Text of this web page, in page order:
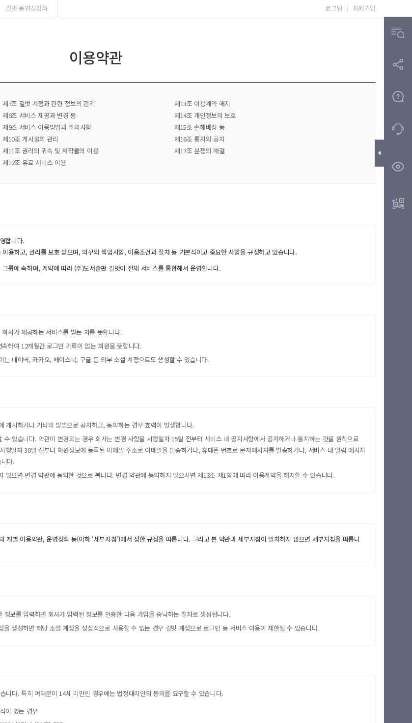
길벗 동영상강좌 로그인 회원가입
이용약관
제7조 길벗 계정과 관련 정보의 관리
제8조 서비스 제공과 변경 등
제9조 서비스 이용방법과 주의사항
제10조 게시물의 관리
제11조 권리의 귀속 및 저작물의 이용
제12조 유료 서비스 이용
제13조 이용계약 해지
제14조 개인정보의 보호
제15조 손해배상 등
제16조 통지와 공지
제17조 분쟁의 해결
합니다.
용하고, 권리를 보호 받으며, 의무와 책임사항, 이용조건과 절차 등 기본적이고 중요한 사항을 규정하고 있습니다.
룹에 속하며, 계약에 따라 (주)도서출판 길벗이 전체 서비스를 통합해서 운영합니다.
사가 제공하는 서비스를 받는 자를 뜻합니다.
하여 12개월간 로그인 기록이 없는 회원을 뜻합니다.
는 네이버, 카카오, 페이스북, 구글 등 외부 소셜 계정으로도 생성할 수 있습니다.
시하거나 기타의 방법으로 공지하고, 동의하는 경우 효력이 발생합니다.
있습니다. 약관이 변경되는 경우 회사는 변경 사항을 시행일자 15일 전부터 서비스 내 공지사항에서 공지하거나 통지하는 것을 원칙으로
일자 30일 전부터 회원정보에 등록된 이메일 주소로 이메일을 발송하거나, 휴대폰 번호로 문자메시지를 발송하거나, 서비스 내 알림 메시지
다.
으면 변경 약관에 동의한 것으로 봅니다. 변경 약관에 동의하지 않으시면 제13조 제1항에 따라 이용계약을 해지할 수 있습니다.
별 이용약관, 운영정책 등(이하 ‘세부지침’)에서 정한 규정을 따릅니다. 그리고 본 약관과 세부지침이 일치하지 않으면 세부지침을 따릅니
보를 입력하면 회사가 입력된 정보를 인증한 다음 가입을 승낙하는 절차로 생성됩니다.
생성하면 해당 소셜 계정을 정상적으로 사용할 수 없는 경우 길벗 계정으로 로그인 등 서비스 이용이 제한될 수 있습니다.
다. 특히 여러분이 14세 미만인 경우에는 법정대리인의 동의를 요구할 수 있습니다.
이 있는 경우